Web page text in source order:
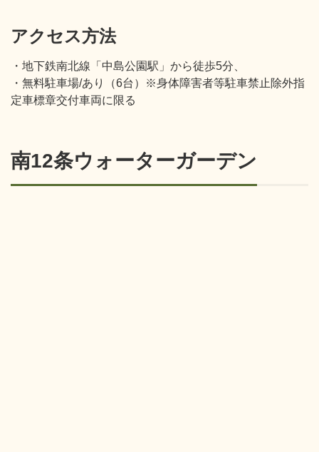
アクセス方法
・地下鉄南北線「中島公園駅」から徒歩5分、
・無料駐車場/あり（6台）※身体障害者等駐車禁止除外指
定車標章交付車両に限る
南12条ウォーターガーデン